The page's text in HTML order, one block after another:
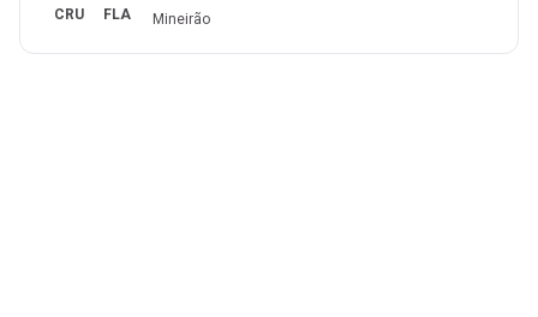
CRU FLA Mineirão